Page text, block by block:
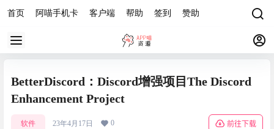
首页 阿喵手机卡 客户端 帮助 签到 赞助
BetterDiscord：Discord增强项目The Discord
Enhancement Project
软件 23年4月17日 0 前往下载